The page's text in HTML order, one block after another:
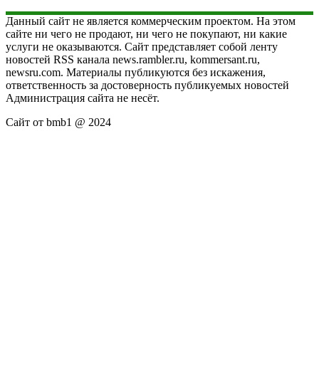
Данный сайт не является коммерческим проектом. На этом
сайте ни чего не продают, ни чего не покупают, ни какие
услуги не оказываются. Сайт представляет собой ленту
новостей RSS канала news.rambler.ru, kommersant.ru,
newsru.com. Материалы публикуются без искажения,
ответственность за достоверность публикуемых новостей
Администрация сайта не несёт.
Сайт от bmb1 @ 2024